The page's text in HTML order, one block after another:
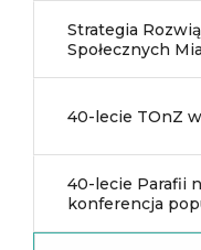
Strategia
Społecznych
40-lecie TOnZ
40-lecie Parafii
konferencja